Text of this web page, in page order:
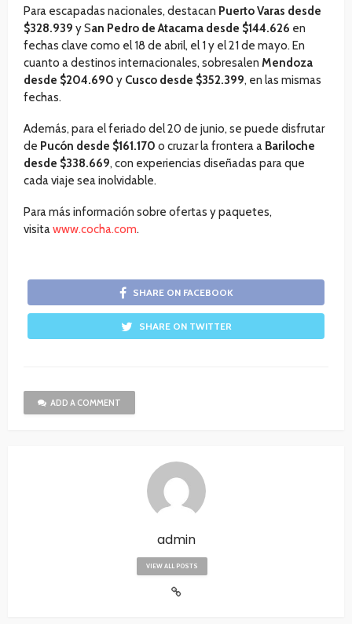
Para escapadas nacionales, destacan Puerto Varas desde
$328.939 y San Pedro de Atacama desde $144.626 en
fechas clave como el 18 de abril, el 1 y el 21 de mayo. En
cuanto a destinos internacionales, sobresalen Mendoza
desde $204.690 y Cusco desde $352.399, en las mismas
fechas.
Además, para el feriado del 20 de junio, se puede disfrutar
de Pucón desde $161.170 o cruzar la frontera a Bariloche
desde $338.669, con experiencias diseñadas para que
cada viaje sea inolvidable.
Para más información sobre ofertas y paquetes,
visitawww.cocha.com.
SHARE ON FACEBOOK
SHARE ON TWITTER
ADD A COMMENT
admin
VIEW ALL POSTS